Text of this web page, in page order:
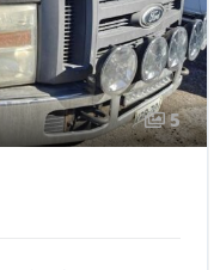
5